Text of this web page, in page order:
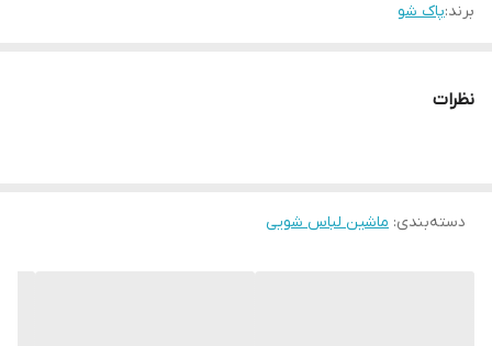
برند:پاک شو
نظرات
دسته‌بندی: ماشین لباس شویی